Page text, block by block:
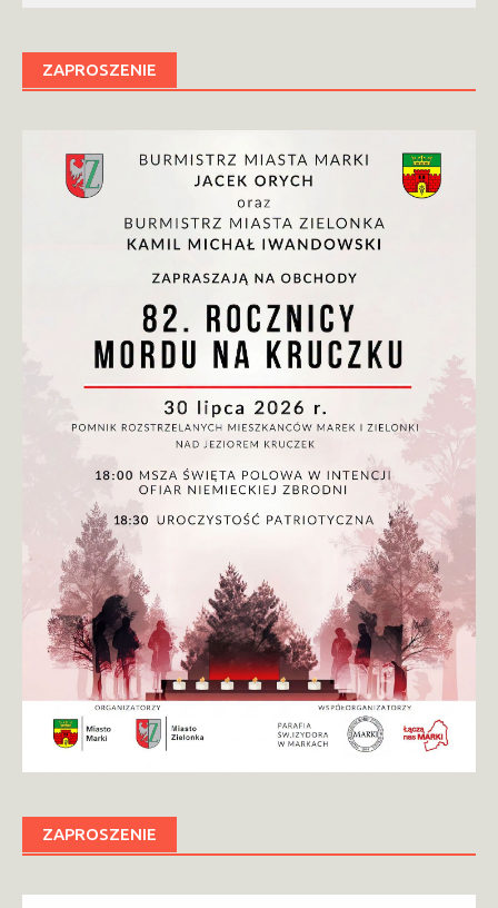
ZAPROSZENIE
ZAPROSZENIE